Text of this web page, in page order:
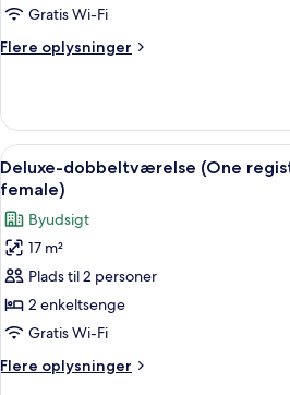
1
enkeltseng
-
(One
registered
guest
must
be
female)
Gratis Wi-Fi
Flere oplysninger
Flere
enkeltværelse
1
enkeltseng
byudsigt
(One
registered
guest
must
female)
Indlæs
alle
billeder
af
Deluxe-
dobbeltværelse
(One
registered
guest
must
Et
6
Deluxe-dobbeltværelse (One
female)
Byudsigt
17 m²
Plads til 2 personer
2 enkeltsenge
Gratis Wi-Fi
Flere oplysninger
Flere